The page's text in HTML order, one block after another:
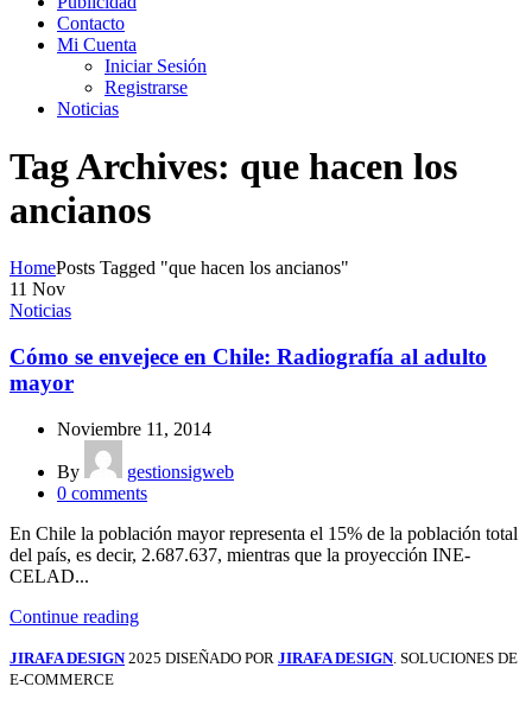
Contacto
Mi Cuenta
Iniciar Sesión
Registrarse
Noticias
Tag Archives: que hacen los
ancianos
HomePosts Tagged "que hacen los ancianos"
11 Nov
Noticias
Cómo se envejece en Chile: Radiografía al adulto
mayor
Noviembre 11, 2014
By
gestionsigweb
0 comments
En Chile la población mayor representa el 15% de la población total
del país, es decir, 2.687.637, mientras que la proyección INE-
CELAD...
Continue reading
JIRAFA DESIGN 2025 DISEÑADO POR JIRAFA DESIGN. SOLUCIONES DE
E-COMMERCE